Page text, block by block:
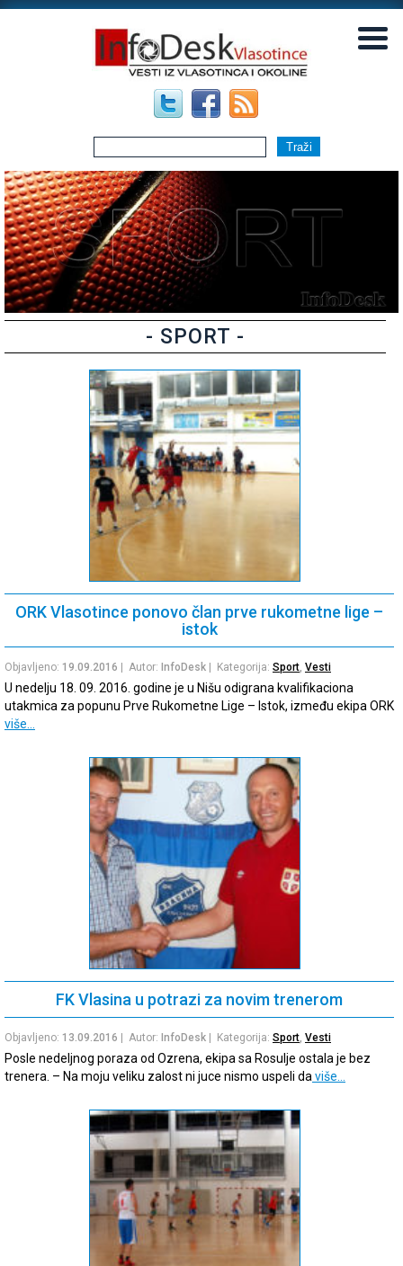
- SPORT -
ORK Vlasotince ponovo član prve rukometne lige –
istok
Objavljeno: 19.09.2016 | Autor: InfoDesk | Kategorija: Sport, Vesti
U nedelju 18. 09. 2016. godine je u Nišu odigrana kvalifikaciona
utakmica za popunu Prve Rukometne Lige – Istok, između ekipa ORK
više…
FK Vlasina u potrazi za novim trenerom
Objavljeno: 13.09.2016 | Autor: InfoDesk | Kategorija: Sport, Vesti
Posle nedeljnog poraza od Ozrena, ekipa sa Rosulje ostala je bez
trenera. – Na moju veliku zalost ni juce nismo uspeli da više…